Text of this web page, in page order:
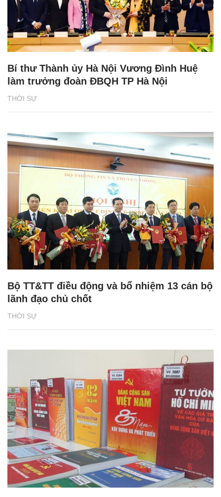
THỜI SỰ
Bí thư Thành ủy Hà Nội Vương Đình Huệ
làm trưởng đoàn ĐBQH TP Hà Nội
THỜI SỰ
Bộ TT&TT điều động và bổ nhiệm 13 cán bộ
lãnh đạo chủ chốt